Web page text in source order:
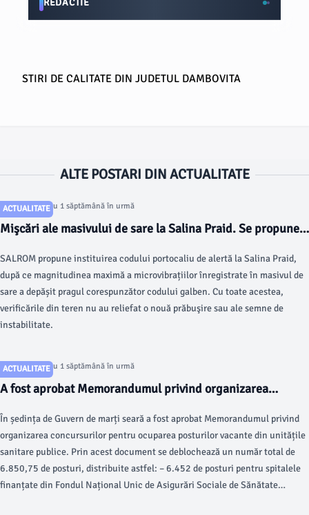
REDACTIE
STIRI DE CALITATE DIN JUDETUL DAMBOVITA
ALTE POSTARI DIN ACTUALITATE
ACTUALITATE
Articol postat cu 1 săptămână în urmă
Mişcări ale masivului de sare la Salina Praid. Se propune
SALROM propune instituirea codului portocaliu de alertă la Salina Praid,
după ce magnitudinea maximă a microvibrațiilor înregistrate în masivul de
sare a depășit pragul corespunzător codului galben. Cu toate acestea,
verificările din teren nu au reliefat o nouă prăbuşire sau ale semne de
instabilitate.
ACTUALITATE
Articol postat cu 1 săptămână în urmă
A fost aprobat Memorandumul privind organizarea
unitățile sanitare publice
În ședința de Guvern de marți seară a fost aprobat Memorandumul privind
organizarea concursurilor pentru ocuparea posturilor vacante din unitățile
sanitare publice. Prin acest document se deblochează un număr total de
6.850,75 de posturi, distribuite astfel: – ​6.452 de posturi pentru spitalele
finanțate din Fondul Național Unic de Asigurări Sociale de Sănătate